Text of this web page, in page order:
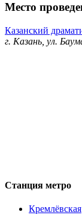
Место
Казанский
г. Казань, ул.
Станция метро
Кремлёвская